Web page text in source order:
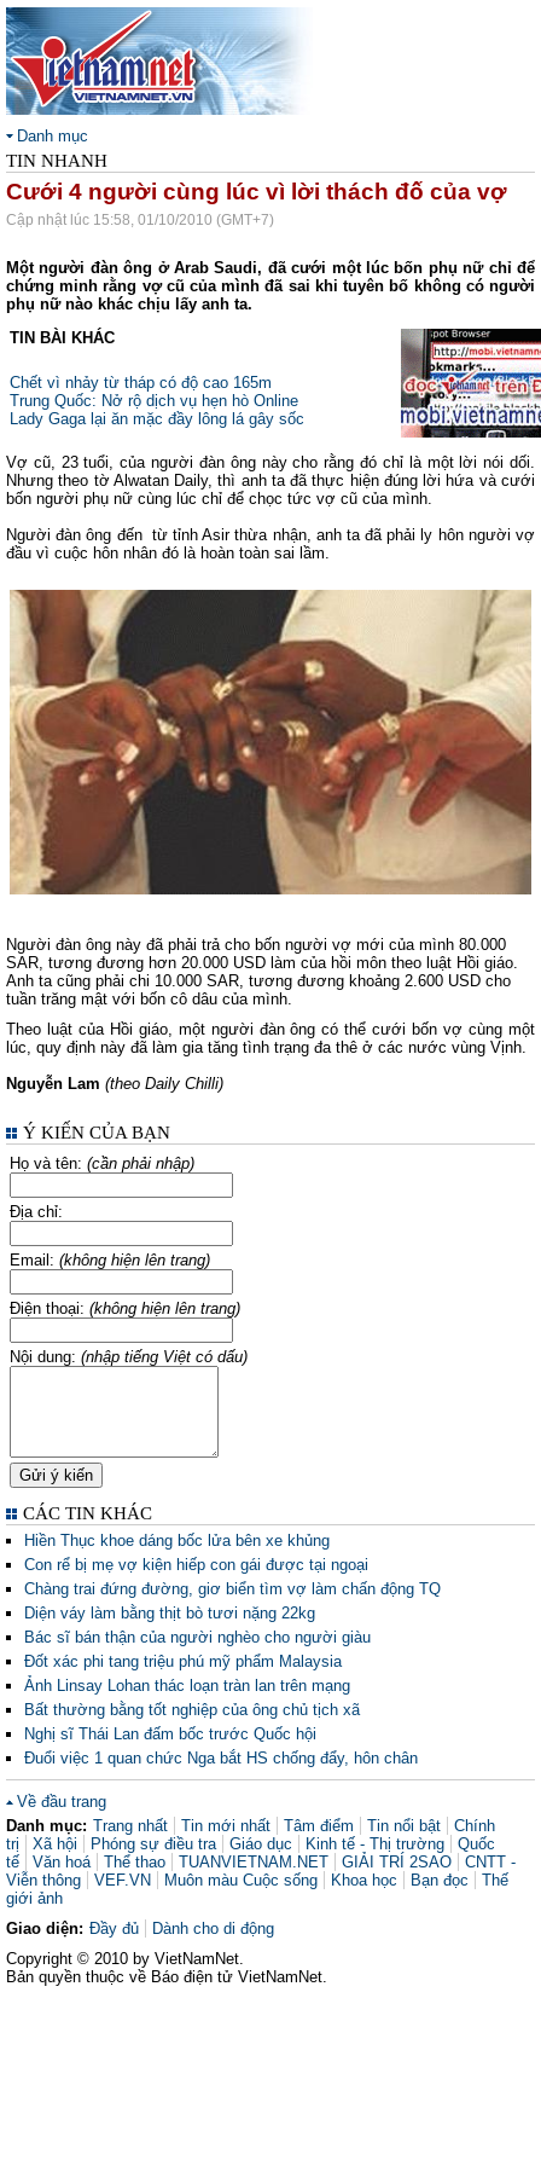
Danh mục
TIN NHANH
Cưới 4 người cùng lúc vì lời thách đố của vợ
Cập nhật lúc 15:58, 01/10/2010 (GMT+7)
Một người đàn ông ở Arab Saudi, đã cưới một lúc bốn phụ nữ chỉ để
chứng minh rằng vợ cũ của mình đã sai khi tuyên bố không có người
phụ nữ nào khác chịu lấy anh ta.
TIN BÀI KHÁC
Chết vì nhảy từ tháp có độ cao 165m
Trung Quốc: Nở rộ dịch vụ hẹn hò Online
Lady Gaga lại ăn mặc đầy lông lá gây sốc
Vợ cũ, 23 tuổi, của người đàn ông này cho rằng đó chỉ là một lời nói dối.
Nhưng theo tờ Alwatan Daily, thì anh ta đã thực hiện đúng lời hứa và cưới
bốn người phụ nữ cùng lúc chỉ để chọc tức vợ cũ của mình.
Người đàn ông đến từ tỉnh Asir thừa nhận, anh ta đã phải ly hôn người vợ
đầu vì cuộc hôn nhân đó là hoàn toàn sai lầm.
Người đàn ông này đã phải trả cho bốn người vợ mới của mình 80.000
SAR, tương đương hơn 20.000 USD làm của hồi môn theo luật Hồi giáo.
Anh ta cũng phải chi 10.000 SAR, tương đương khoảng 2.600 USD cho
tuần trăng mật với bốn cô dâu của mình.
Theo luật của Hồi giáo, một người đàn ông có thể cưới bốn vợ cùng một
lúc, quy định này đã làm gia tăng tình trạng đa thê ở các nước vùng Vịnh.
Nguyễn Lam (theo Daily Chilli)
Ý KIẾN CỦA BẠN
Họ và tên: (cần phải nhập)
Địa chỉ:
Email: (không hiện lên trang)
Điện thoại: (không hiện lên trang)
Nội dung: (nhập tiếng Việt có dấu)
CÁC TIN KHÁC
Hiền Thục khoe dáng bốc lửa bên xe khủng
Con rể bị mẹ vợ kiện hiếp con gái được tại ngoại
Chàng trai đứng đường, giơ biển tìm vợ làm chấn động TQ
Diện váy làm bằng thịt bò tươi nặng 22kg
Bác sĩ bán thận của người nghèo cho người giàu
Đốt xác phi tang triệu phú mỹ phẩm Malaysia
Ảnh Linsay Lohan thác loạn tràn lan trên mạng
Bất thường bằng tốt nghiệp của ông chủ tịch xã
Nghị sĩ Thái Lan đấm bốc trước Quốc hội
Đuổi việc 1 quan chức Nga bắt HS chống đẩy, hôn chân
Về đầu trang
Danh mục: Trang nhất Tin mới nhất Tâm điểm Tin nổi bật
Chính
trị
Xã hội Phóng sự điều tra Giáo dục Kinh tế - Thị trường
Quốc
tế
Văn hoá Thể thao TUANVIETNAM.NET GIẢI TRÍ 2SAO
CNTT -
Viễn thông
VEF.VN Muôn màu Cuộc sống Khoa học Bạn đọc
Thế
giới ảnh
Giao diện: Đầy đủ
Dành cho di động
Copyright © 2010 by VietNamNet.
Bản quyền thuộc về Báo điện tử VietNamNet.